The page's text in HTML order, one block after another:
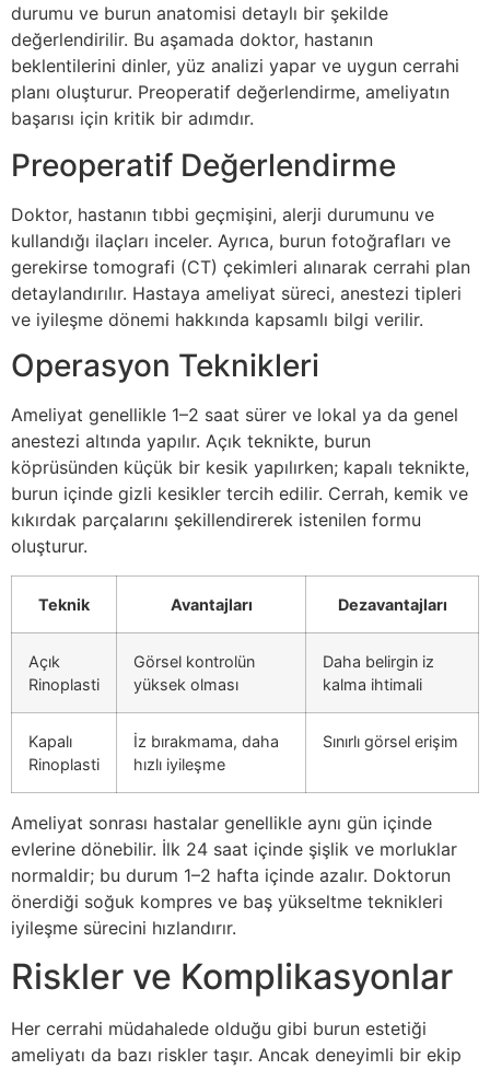
durumu ve burun anatomisi detaylı bir şekilde
değerlendirilir. Bu aşamada doktor, hastanın
beklentilerini dinler, yüz analizi yapar ve uygun cerrahi
planı oluşturur. Preoperatif değerlendirme, ameliyatın
başarısı için kritik bir adımdır.
Preoperatif Değerlendirme
Doktor, hastanın tıbbi geçmişini, alerji durumunu ve
kullandığı ilaçları inceler. Ayrıca, burun fotoğrafları ve
gerekirse tomografi (CT) çekimleri alınarak cerrahi plan
detaylandırılır. Hastaya ameliyat süreci, anestezi tipleri
ve iyileşme dönemi hakkında kapsamlı bilgi verilir.
Operasyon Teknikleri
Ameliyat genellikle 1–2 saat sürer ve lokal ya da genel
anestezi altında yapılır. Açık teknikte, burun
köprüsünden küçük bir kesik yapılırken; kapalı teknikte,
burun içinde gizli kesikler tercih edilir. Cerrah, kemik ve
kıkırdak parçalarını şekillendirerek istenilen formu
oluşturur.
Teknik Avantajları Dezavantajları
Açık
Rinoplasti
Görsel kontrolün
yüksek olması
Daha belirgin iz
kalma ihtimali
Kapalı
Rinoplasti
İz bırakmama, daha
hızlı iyileşme
Sınırlı görsel erişim
Ameliyat sonrası hastalar genellikle aynı gün içinde
evlerine dönebilir. İlk 24 saat içinde şişlik ve morluklar
normaldir; bu durum 1–2 hafta içinde azalır. Doktorun
önerdiği soğuk kompres ve baş yükseltme teknikleri
iyileşme sürecini hızlandırır.
Riskler ve Komplikasyonlar
Her cerrahi müdahalede olduğu gibi burun estetiği
ameliyatı da bazı riskler taşır. Ancak deneyimli bir ekip